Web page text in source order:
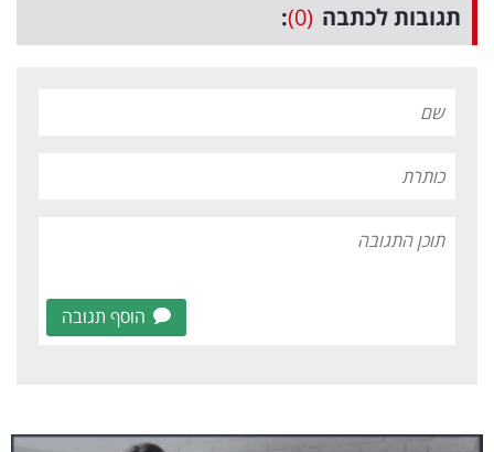
תגובות לכתבה (0)
:
הוסף תגובה